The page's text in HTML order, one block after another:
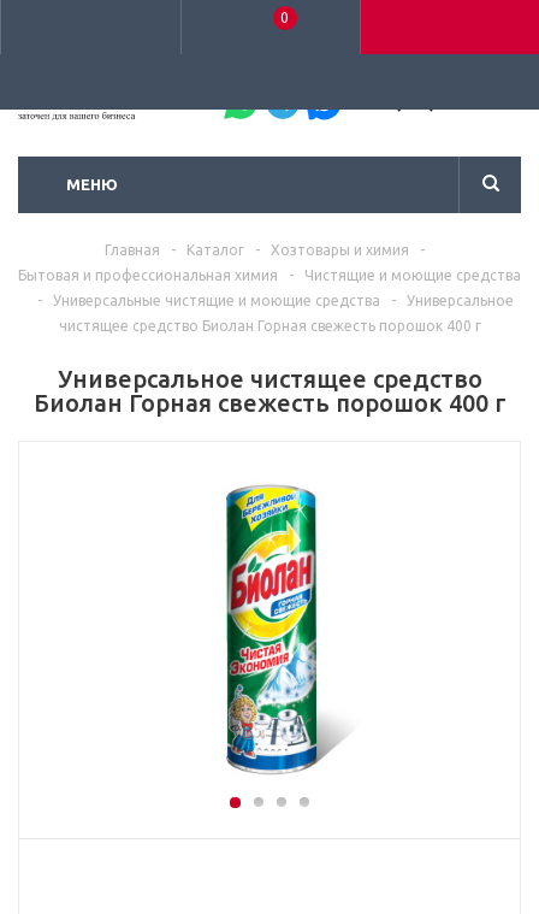
0
МЕНЮ
Главная - Каталог - Хозтовары и химия
-
Бытовая и профессиональная химия
-
Чистящие и моющие средства
-
Универсальные чистящие и моющие средства -
Универсальное
чистящее средство Биолан Горная свежесть порошок 400 г
Универсальное чистящее средство
Биолан Горная свежесть порошок 400 г